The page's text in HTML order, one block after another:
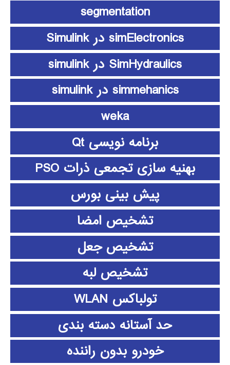
segmentation
simElectronics در Simulink
SimHydraulics در simulink
simmehanics در simulink
weka
برنامه نویسی Qt
بهنیه سازی تجمعی ذرات PSO
پیش بینی بورس
تشخیص امضا
تشخیص جعل
تشخیص لبه
تولباکس WLAN
حد آستانه دسته بندی
خودرو بدون راننده